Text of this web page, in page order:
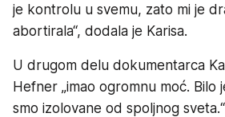
je kontrolu u svemu, zato mi je
abortirala“, dodala je Karisa.
U drugom delu dokumentarca
Hefner „imao ogromnu moć. Bilo
smo izolovane od spoljnog sveta.“